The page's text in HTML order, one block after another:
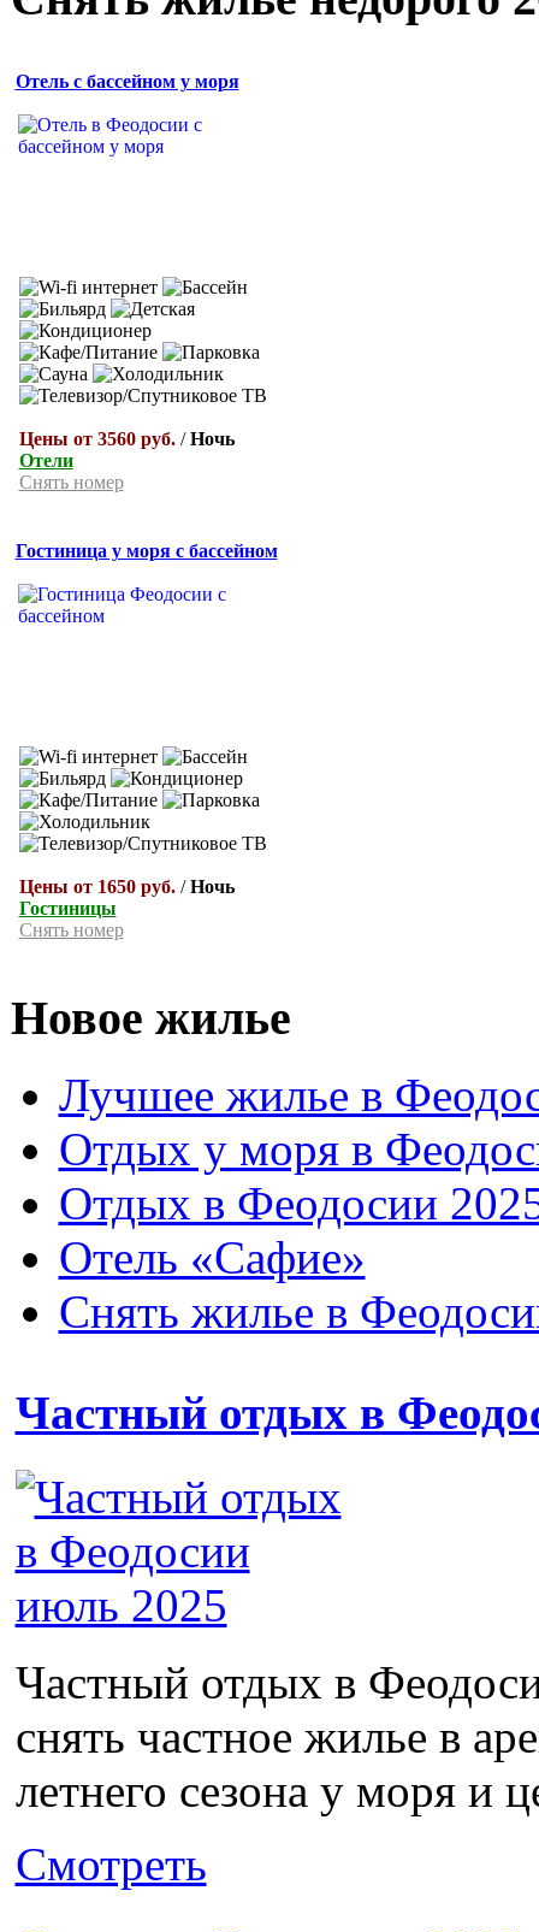
Отель с бассейном у моря
Цены от 3560 руб./Ночь
Отели
Снять номер
Гостиница у моря с бассейном
Цены от 1650 руб./Ночь
Гостиницы
Снять номер
Новое жилье
Лучшее жилье в
Отдых у моря в
Отдых в Феодосии
Отель «Сафие»
Снять жилье в
Частный отдых в
Частный отдых в
снять частное жилье в
летнего сезона у моря и
Смотреть